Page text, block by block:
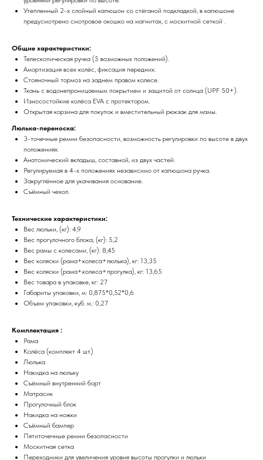
Утепленный 2-х слойный капюшон со стёганой подкладкой, в капюшоне
предусмотрено смотровое окошко на магнитах, с москитной сеткой .
Общие характеристики:
Телескопическая ручка (5 возможных положений).
Амортизация всех колёс, фиксация передних.
Стояночный тормоз на заднем правом колесе.
Ткань с водонепроницаемым покрытием и защитой от солнца (UPF 50+).
Износостойкие колёса EVA с протектором.
Открытая корзина для покупок и вместительный рюкзак для мамы.
Люлька-переноска:
3-точечные ремни безопасности, возможность регулировки по высоте в двух
положениях.
Анатомический вкладыш, составной, из двух частей.
Регулируемая в 4-х положениях независимо от капюшона ручка.
Закруглённое для укачивания основание.
Съёмный чехол.
Технические характеристики:
Вес люльки, (кг): 4,9
Вес прогулочного блока, (кг): 5,2
Вес рамы с колесами, (кг): 8,45
Вес коляски (рама+колеса+люлька), кг: 13,35
Вес коляски (рама+колеса+прогулка), кг: 13,65
Вес товара в упаковке, кг: 27
Габариты упаковки, м: 0,875*0,52*0,6
Объем упаковки, куб. м.: 0,27
Комплектация :
Рама
Колёса (комплект 4 шт.)
Люлька
Накидка на люльку
Съёмный внутренний борт
Матрасик
Прогулочный блок
Накидка на ножки
Съёмный бампер
Пятиточечные ремни безопасности
Москитная сетка
Переходники для увеличения уровня высоты прогулки и люльки